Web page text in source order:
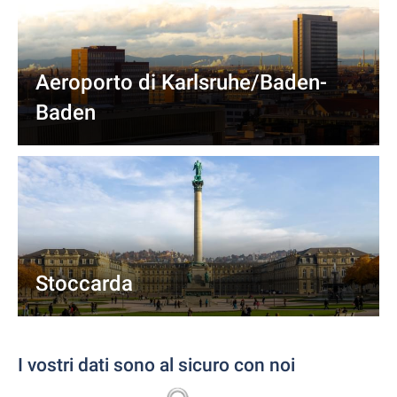
Aeroporto di Karlsruhe/Baden-
Baden
Stoccarda
I vostri dati sono al sicuro con noi